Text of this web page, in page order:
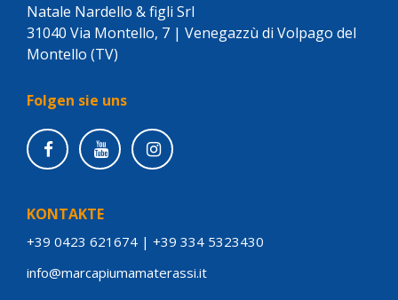
Natale Nardello & figli Srl
31040 Via Montello, 7 | Venegazzù di Volpago del
Montello (TV)
Folgen sie uns
KONTAKTE
+39 0423 621674 | +39 334 5323430
info@marcapiumamaterassi.it